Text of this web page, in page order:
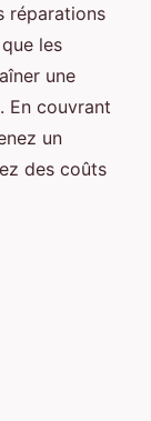
réparations
les
une
En couvrant
un
des coûts